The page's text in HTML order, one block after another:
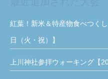
紅葉！新米＆特産物食べつく
日（火・祝）】
上川神社参拝ウォーキング【